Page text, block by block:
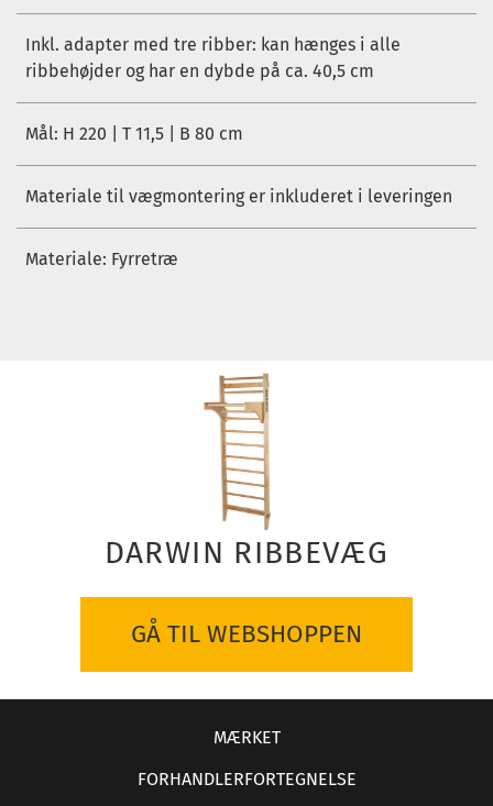
Inkl. adapter med tre ribber: kan hænges i alle
ribbehøjder og har en dybde på ca. 40,5 cm
Mål: H 220 | T 11,5 | B 80 cm
Materiale til vægmontering er inkluderet i leveringen
Materiale: Fyrretræ
DARWIN RIBBEVÆG
GÅ TIL WEBSHOPPEN
MÆRKET
FORHANDLERFORTEGNELSE